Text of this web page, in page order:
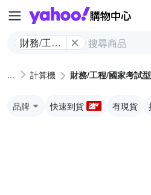
財務/工程/
型 計算機 財務/工程/國家考試型
品牌 快速到貨 有現貨